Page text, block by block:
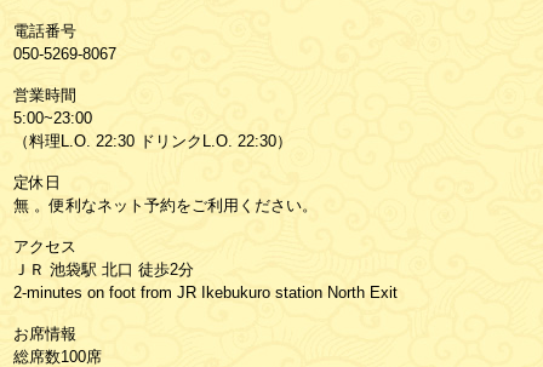
電話番号
050-5269-8067
営業時間
5:00~23:00
（料理L.O. 22:30 ドリンクL.O. 22:30）
定休日
無 。便利なネット予約をご利用ください。
アクセス
ＪＲ 池袋駅 北口 徒歩2分
2-minutes on foot from JR Ikebukuro station North Exit
お席情報
総席数100席